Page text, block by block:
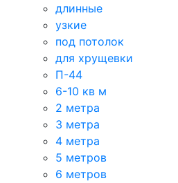
длинные
узкие
под потолок
для хрущевки
П-44
6-10 кв м
2 метра
3 метра
4 метра
5 метров
6 метров